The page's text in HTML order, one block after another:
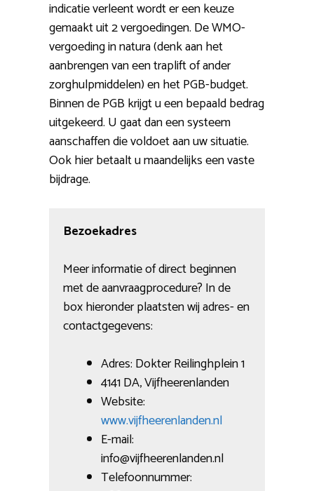
indicatie verleent wordt er een keuze
gemaakt uit 2 vergoedingen. De WMO-
vergoeding in natura (denk aan het
aanbrengen van een traplift of ander
zorghulpmiddelen) en het PGB-budget.
Binnen de PGB krijgt u een bepaald bedrag
uitgekeerd. U gaat dan een systeem
aanschaffen die voldoet aan uw situatie.
Ook hier betaalt u maandelijks een vaste
bijdrage.
Bezoekadres
Meer informatie of direct beginnen
met de aanvraagprocedure? In de
box hieronder plaatsten wij adres- en
contactgegevens:
Adres: Dokter Reilinghplein 1
4141 DA, Vijfheerenlanden
Website:
www.vijfheerenlanden.nl
E-mail:
info@vijfheerenlanden.nl
Telefoonnummer: